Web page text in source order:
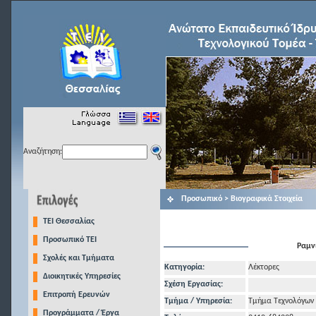
Αναζήτηση:
TEI Θεσσαλίας
Προσωπικό ΤΕΙ
Σχολές και Τμήματα
Διοικητικές Υπηρεσίες
Επιτροπή Ερευνών
Προγράμματα / Έργα
Προσωπικό > Βιογραφικά Στοιχεία
Κατηγορία:
Λέκτορες
Σχέση Εργασίας:
Τμήμα / Υπηρεσία:
Τμήμα